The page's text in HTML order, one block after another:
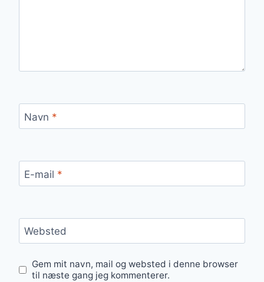
Navn *
E-mail *
Websted
Gem mit navn, mail og websted i denne browser
til næste gang jeg kommenterer.